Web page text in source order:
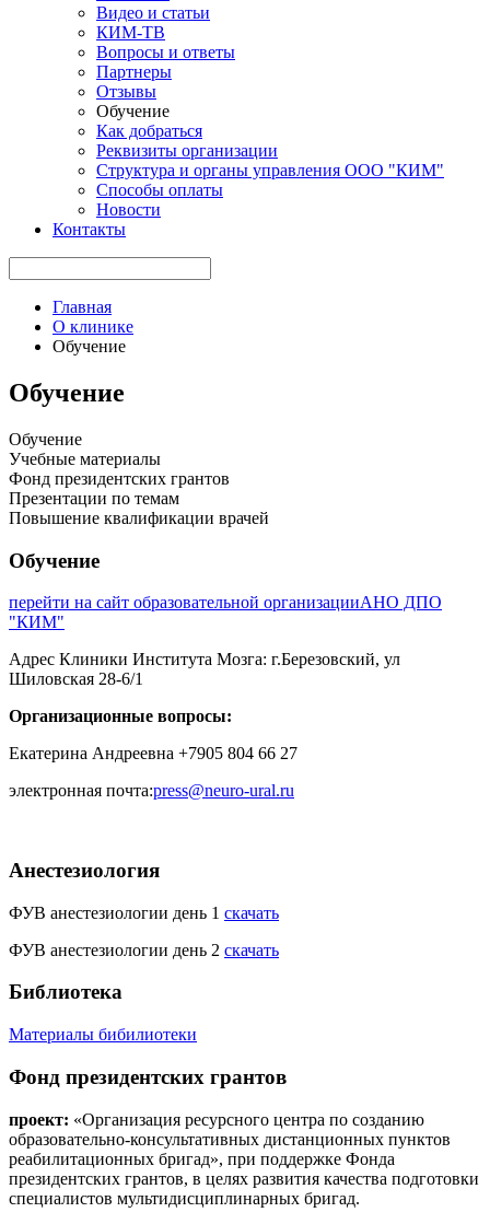
Видео и статьи
КИМ-ТВ
Вопросы и ответы
Партнеры
Отзывы
Обучение
Как добраться
Реквизиты организации
Структура и органы управления ООО "КИМ"
Способы оплаты
Новости
Контакты
Главная
О клинике
Обучение
Обучение
Обучение
Учебные материалы
Фонд президентских грантов
Презентации по темам
Повышение квалификации врачей
Обучение
перейти на сайт образовательной организацииАНО ДПО
"КИМ"
Адрес Клиники Института Мозга: г.Березовский, ул
Шиловская 28-6/1
Организационные вопросы:
Екатерина Андреевна +7905 804 66 27
электронная почта:press@neuro-ural.ru
Анестезиология
ФУВ анестезиологии день 1 скачать
ФУВ анестезиологии день 2 скачать
Библиотека
Материалы бибилиотеки
Фонд президентских грантов
проект: «Организация ресурсного центра по созданию
образовательно-консультативных дистанционных пунктов
реабилитационных бригад», при поддержке Фонда
президентских грантов, в целях развития качества подготовки
специалистов мультидисциплинарных бригад.